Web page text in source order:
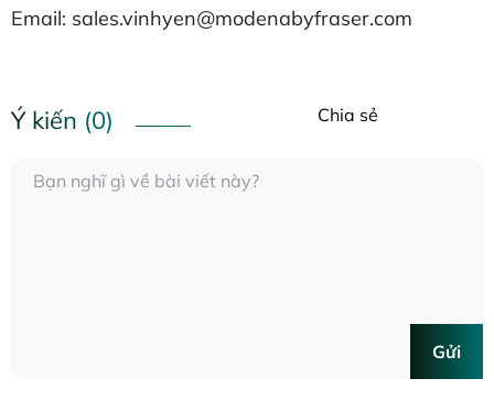
Email: sales.vinhyen@modenabyfraser.com
Ý kiến (0) Chia sẻ
Gửi